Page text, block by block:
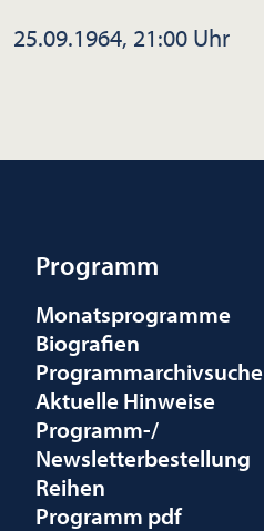
25.09.1964, 21:00 Uhr
Programm
Monatsprogramme
Biografien
Programmarchivsuche
Aktuelle Hinweise
Programm-/
Newsletterbestellung
Reihen
Programm pdf